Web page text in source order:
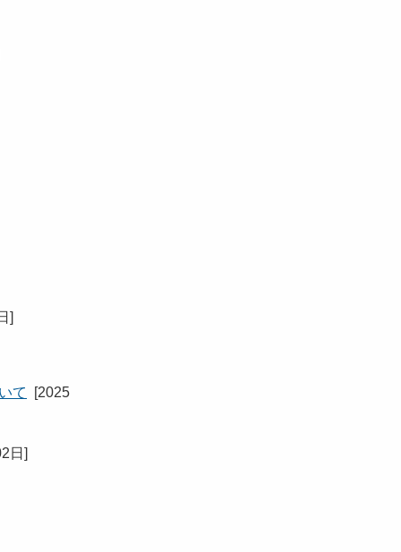
]
て [2025
日 ]